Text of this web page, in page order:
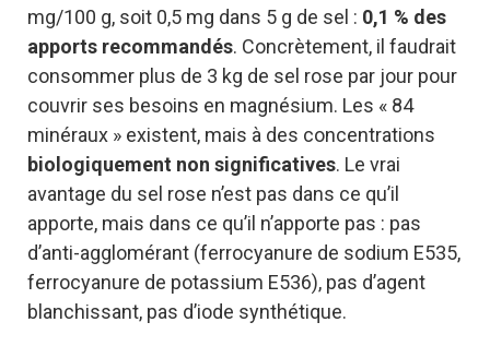
mg/100 g, soit 0,5 mg dans 5 g de sel : 0,1 % des
apports recommandés. Concrètement, il faudrait
consommer plus de 3 kg de sel rose par jour pour
couvrir ses besoins en magnésium. Les « 84
minéraux » existent, mais à des concentrations
biologiquement non significatives. Le vrai
avantage du sel rose n’est pas dans ce qu’il
apporte, mais dans ce qu’il n’apporte pas : pas
d’anti-agglomérant (ferrocyanure de sodium E535,
ferrocyanure de potassium E536), pas d’agent
blanchissant, pas d’iode synthétique.